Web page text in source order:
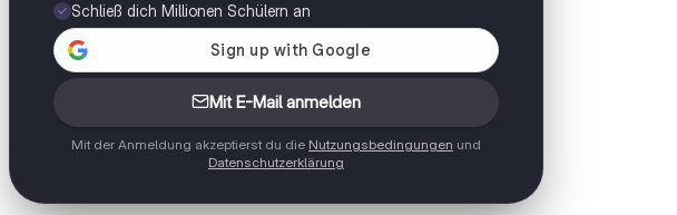
Schließ dich Millionen Schülern an
Mit E-Mail anmelden
Mit der Anmeldung akzeptierst du die Nutzungsbedingungen und
Datenschutzerklärung